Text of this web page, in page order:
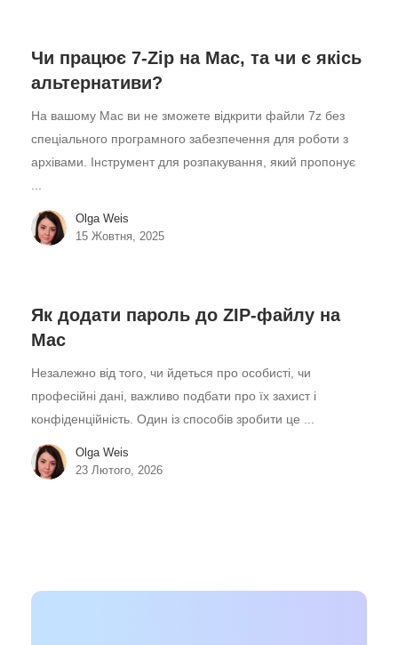
Чи працює 7-Zip на Mac, та чи є якісь
альтернативи?
На вашому Mac ви не зможете відкрити файли 7z без
спеціального програмного забезпечення для роботи з
архівами. Інструмент для розпакування, який пропонує
Olga Weis
15 Жовтня, 2025
Як додати пароль до ZIP-файлу на
Mac
Незалежно від того, чи йдеться про особисті, чи
професійні дані, важливо подбати про їх захист і
конфіденційність. Один із способів зробити це ...
Olga Weis
23 Лютого, 2026